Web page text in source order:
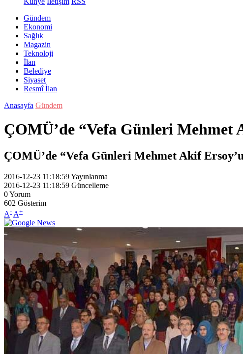
Gündem
Ekonomi
Sağlık
Magazin
Teknoloji
İlan
Belediye
Siyaset
Resmî İlan
Anasayfa Gündem
ÇOMÜ’de “Vefa Günleri Mehmet
ÇOMÜ’de “Vefa Günleri Mehmet Akif
2016-12-23 11:18:59Yayınlanma
2016-12-23 11:18:59 Güncelleme
0Yorum
602 Gösterim
A- A+